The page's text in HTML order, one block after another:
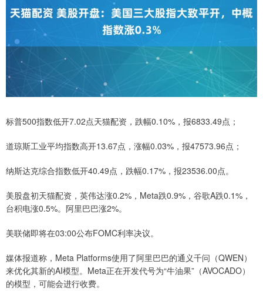
标普500指数低开7.02点天猫配资，跌幅0.10%，报6833.49点；
道琼斯工业平均指数高开13.67点，涨幅0.03%，报47573.96点；
纳斯达克综合指数低开40.49点，跌幅0.17%，报23536.00点。
美股盘初天猫配资，英伟达涨0.2%，Meta跌0.9%，谷歌A跌0.1%，
台积电涨0.5%。阿里巴巴涨2%。
美联储即将在03:00公布FOMC利率决议。
媒体报道称，Meta Platforms使用了阿里巴巴的通义千问（QWEN）
来优化其新的AI模型。Meta正在开发代号为“牛油果”（AVOCADO）
的模型，可能会进行收费。